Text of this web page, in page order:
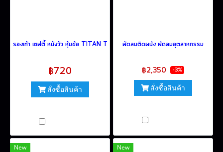
รองเท้า เซฟตี้ หนังวัว หุ้มข้อ TITAN TECH
฿720
สั่งซื้อสินค้า
พัดลมติดผนัง พัดลมอุตสาหกรรม
฿2,350 -3%
สั่งซื้อสินค้า
New
New